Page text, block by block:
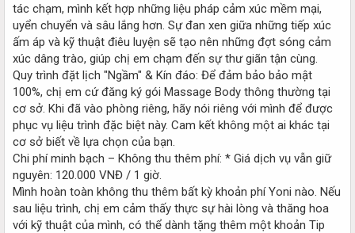
tác chạm, mình kết hợp những liệu pháp cảm xúc mềm mại,
uyển chuyển và sâu lắng hơn. Sự đan xen giữa những tiếp xúc
ấm áp và kỹ thuật điêu luyện sẽ tạo nên những đợt sóng cảm
xúc dâng trào, giúp chị em chạm đến sự thư giãn tận cùng.
Quy trình đặt lịch "Ngầm" & Kín đáo: Để đảm bảo bảo mật
100%, chị em cứ đăng ký gói Massage Body thông thường tại
cơ sở. Khi đã vào phòng riêng, hãy nói riêng với mình để được
phục vụ liệu trình đặc biệt này. Cam kết không một ai khác tại
cơ sở biết về lựa chọn của bạn.
Chi phí minh bạch – Không thu thêm phí: * Giá dịch vụ vẫn giữ
nguyên: 120.000 VNĐ / 1 giờ.
Mình hoàn toàn không thu thêm bất kỳ khoản phí Yoni nào. Nếu
sau liệu trình, chị em cảm thấy thực sự hài lòng và thăng hoa
với kỹ thuật của mình, có thể dành tặng thêm một khoản Tip